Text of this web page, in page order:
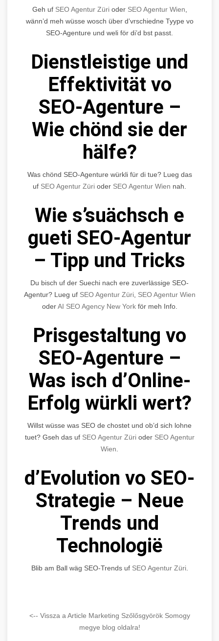
Geh uf SEO Agentur Zürioder SEO Agentur Wien
wänn’d meh wüsse wosch über d’vrschiedne Tyype vo
SEO-Agenture und weli för di’d bst passt.
Dienstleistige und
Effektivität vo
SEO-Agenture –
Wie chönd sie der
hälfe?
Was chönd SEO-Agenture würkli für di tue? Lueg das
uf SEO Agentur Züri oder SEO Agentur Wien nah.
Wie s’suächsch e
gueti SEO-Agentur
– Tipp und Tricks
Du bisch uf der Suechi nach ere zuverlässige SEO-
Agentur? Lueg uf SEO Agentur Züri, SEO Agentur Wien
oderAI SEO Agency New Yorkför meh Info.
Prisgestaltung vo
SEO-Agenture –
Was isch d’Online-
Erfolg würkli wert?
Willst wüsse was SEO de chostet und ob’d sich lohne
tuet? Gseh das uf SEO Agentur Zürioder SEO Agentur
Wien
d’Evolution vo SEO-
Strategie – Neue
Trends und
Technologië
Blib am Ball wäg SEO-Trends uf SEO Agentur Züri.
<-- Vissza a Article Marketing Szőlősgyörök Somogy
megye blog oldalra!